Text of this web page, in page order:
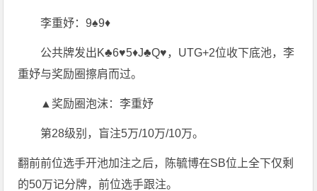
李重妤：9♠9♦
公共牌发出K♣6♥5♦J♣Q♥，UTG+2位收下底池，李
重妤与奖励圈擦肩而过。
▲奖励圈泡沫：李重妤
第28级别，盲注5万/10万/10万。
翻前前位选手开池加注之后，陈毓博在SB位上全下仅剩
的50万记分牌，前位选手跟注。